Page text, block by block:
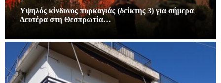
Υψηλός κίνδυνος πυρκαγιάς (δείκτης 3) για σήμερα
Δευτέρα στη Θεσπρωτία…